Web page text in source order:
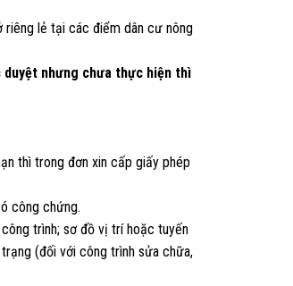
riêng lẻ tại các điểm dân cư nông
nhưng chưa thực hiện thì
thì trong đơn xin cấp giấy phép
công chứng.
trình; sơ đồ vị trí hoặc tuyến
(đối với công trình sửa chữa,